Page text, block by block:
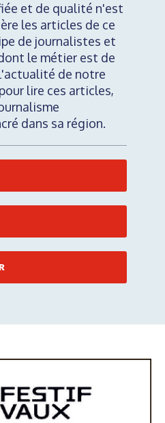
et de qualité n'est
les articles de ce
de journalistes et
le métier est de
de notre
lire ces articles,
dans sa région.